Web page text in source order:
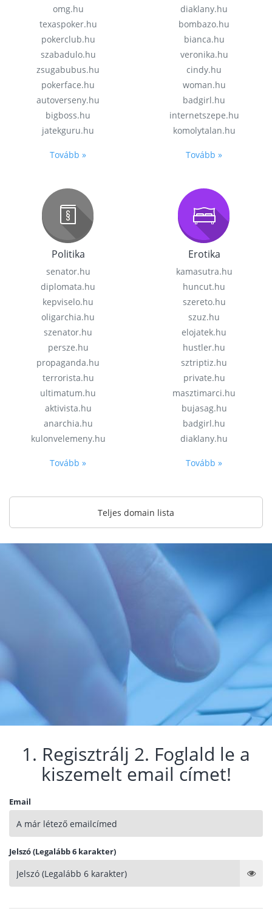
omg.hu
texaspoker.hu
pokerclub.hu
szabadulo.hu
zsugabubus.hu
pokerface.hu
autoverseny.hu
bigboss.hu
jatekguru.hu
Tovább »
diaklany.hu
bombazo.hu
bianca.hu
veronika.hu
cindy.hu
woman.hu
badgirl.hu
internetszepe.hu
komolytalan.hu
Tovább »
Politika
senator.hu
diplomata.hu
kepviselo.hu
oligarchia.hu
szenator.hu
persze.hu
propaganda.hu
terrorista.hu
ultimatum.hu
aktivista.hu
anarchia.hu
kulonvelemeny.hu
Tovább »
Erotika
kamasutra.hu
huncut.hu
szereto.hu
szuz.hu
elojatek.hu
hustler.hu
sztriptiz.hu
private.hu
masztimarci.hu
bujasag.hu
badgirl.hu
diaklany.hu
Tovább »
Teljes domain lista
1. Regisztrálj 2. Foglald le a
kiszemelt email címet!
Email
Jelszó (Legalább 6 karakter)